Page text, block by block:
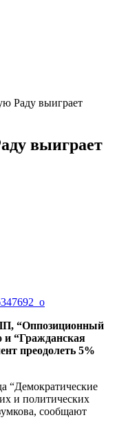
Раду выиграет
выиграет
“Оппозиционный
“Гражданская
преодолеть 5%
“Демократические
и политических
сообщают